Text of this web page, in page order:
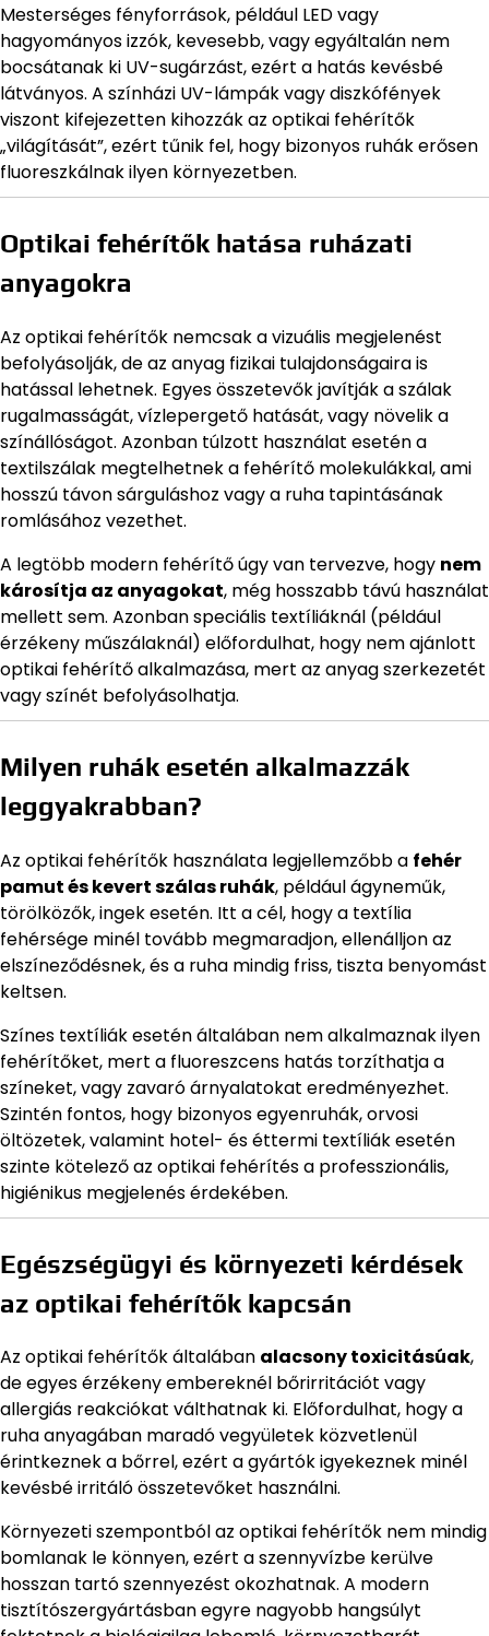
Mesterséges fényforrások, például LED vagy
hagyományos izzók, kevesebb, vagy egyáltalán nem
bocsátanak ki UV-sugárzást, ezért a hatás kevésbé
látványos. A színházi UV-lámpák vagy diszkófények
viszont kifejezetten kihozzák az optikai fehérítők
„világítását”, ezért tűnik fel, hogy bizonyos ruhák erősen
fluoreszkálnak ilyen környezetben.
Optikai fehérítők hatása ruházati
anyagokra
Az optikai fehérítők nemcsak a vizuális megjelenést
befolyásolják, de az anyag fizikai tulajdonságaira is
hatással lehetnek. Egyes összetevők javítják a szálak
rugalmasságát, vízlepergető hatását, vagy növelik a
színállóságot. Azonban túlzott használat esetén a
textilszálak megtelhetnek a fehérítő molekulákkal, ami
hosszú távon sárguláshoz vagy a ruha tapintásának
romlásához vezethet.
A legtöbb modern fehérítő úgy van tervezve, hogy nem
károsítja az anyagokat, még hosszabb távú használat
mellett sem. Azonban speciális textíliáknál (például
érzékeny műszálaknál) előfordulhat, hogy nem ajánlott
optikai fehérítő alkalmazása, mert az anyag szerkezetét
vagy színét befolyásolhatja.
Milyen ruhák esetén alkalmazzák
leggyakrabban?
Az optikai fehérítők használata legjellemzőbb a fehér
pamut és kevert szálas ruhák, például ágyneműk,
törölközők, ingek esetén. Itt a cél, hogy a textília
fehérsége minél tovább megmaradjon, ellenálljon az
elszíneződésnek, és a ruha mindig friss, tiszta benyomást
keltsen.
Színes textíliák esetén általában nem alkalmaznak ilyen
fehérítőket, mert a fluoreszcens hatás torzíthatja a
színeket, vagy zavaró árnyalatokat eredményezhet.
Szintén fontos, hogy bizonyos egyenruhák, orvosi
öltözetek, valamint hotel- és éttermi textíliák esetén
szinte kötelező az optikai fehérítés a professzionális,
higiénikus megjelenés érdekében.
Egészségügyi és környezeti kérdések
az optikai fehérítők kapcsán
Az optikai fehérítők általában alacsony toxicitásúak,
de egyes érzékeny embereknél bőrirritációt vagy
allergiás reakciókat válthatnak ki. Előfordulhat, hogy a
ruha anyagában maradó vegyületek közvetlenül
érintkeznek a bőrrel, ezért a gyártók igyekeznek minél
kevésbé irritáló összetevőket használni.
Környezeti szempontból az optikai fehérítők nem mindig
bomlanak le könnyen, ezért a szennyvízbe kerülve
hosszan tartó szennyezést okozhatnak. A modern
tisztítószergyártásban egyre nagyobb hangsúlyt